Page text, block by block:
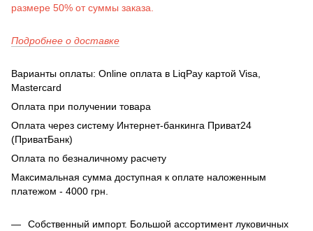
размере 50% от суммы заказа.
Подробнее о доставке
Варианты оплаты: Online оплата в LiqPay картой Visa,
Mastercard
Оплата при получении товара
Оплата через систему Интернет-банкинга Приват24
(ПриватБанк)
Оплата по безналичному расчету
Максимальная сумма доступная к оплате наложенным
платежом - 4000 грн.
Собственный импорт. Большой ассортимент луковичных